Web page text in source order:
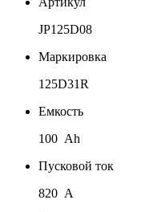
JP125D08
Маркировка
125D31R
Емкость
100 Ah
Пусковой ток
820 A